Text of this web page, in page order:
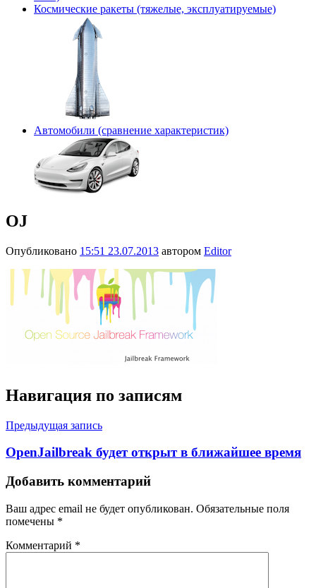
Космические ракеты (тяжелые, эксплуатируемые)
Автомобили (сравнение характеристик)
OJ
Опубликовано 15:51 23.07.2013 автором Editor
Навигация по записям
Предыдущая запись
OpenJailbreak будет открыт в ближайшее время
Добавить комментарий
Ваш адрес email не будет опубликован. Обязательные поля
помечены *
Комментарий *